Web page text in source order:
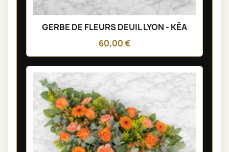
GERBE DE FLEURS DEUIL LYON - KÉA
60,00 €